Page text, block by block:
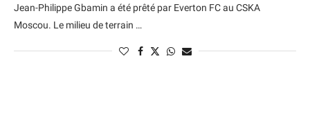
Jean-Philippe Gbamin a été prêté par Everton FC au CSKA
Moscou. Le milieu de terrain …